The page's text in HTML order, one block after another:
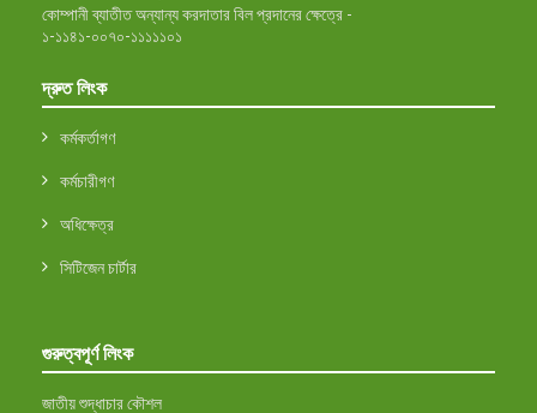
কোম্পানী ব্যাতীত অন্যান্য করদাতার বিল প্রদানের ক্ষেত্রে -
১-১১৪১-০০৭০-১১১১১০১
দ্রুত লিংক
কর্মকর্তাগণ
কর্মচারীগণ
অধিক্ষেত্র
সিটিজেন চার্টার
গুরুত্বপূর্ণ লিংক
জাতীয় শুদ্ধাচার কৌশল